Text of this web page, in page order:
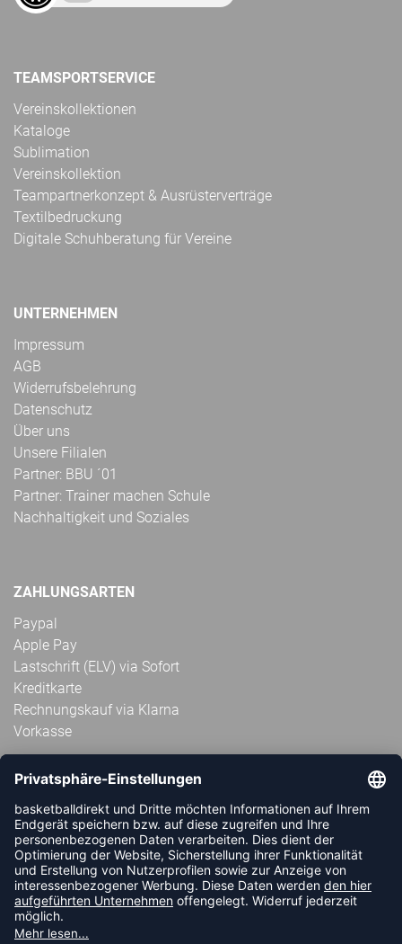
TEAMSPORTSERVICE
Vereinskollektionen
Kataloge
Sublimation
Vereinskollektion
Teampartnerkonzept & Ausrüsterverträge
Textilbedruckung
Digitale Schuhberatung für Vereine
UNTERNEHMEN
Impressum
AGB
Widerrufsbelehrung
Datenschutz
Über uns
Unsere Filialen
Partner: BBU ´01
Partner: Trainer machen Schule
Nachhaltigkeit und Soziales
ZAHLUNGSARTEN
Paypal
Apple Pay
Lastschrift (ELV) via Sofort
Kreditkarte
Rechnungskauf via Klarna
Vorkasse
ABONNIERE JETZT DEN KOSTENLOSEN
HANDBALLDIREKT-NEWSLETTER UND VERPASSE KEINE
NEUIGKEIT ODER AKTION MEHR.
JETZT ANMELDEN